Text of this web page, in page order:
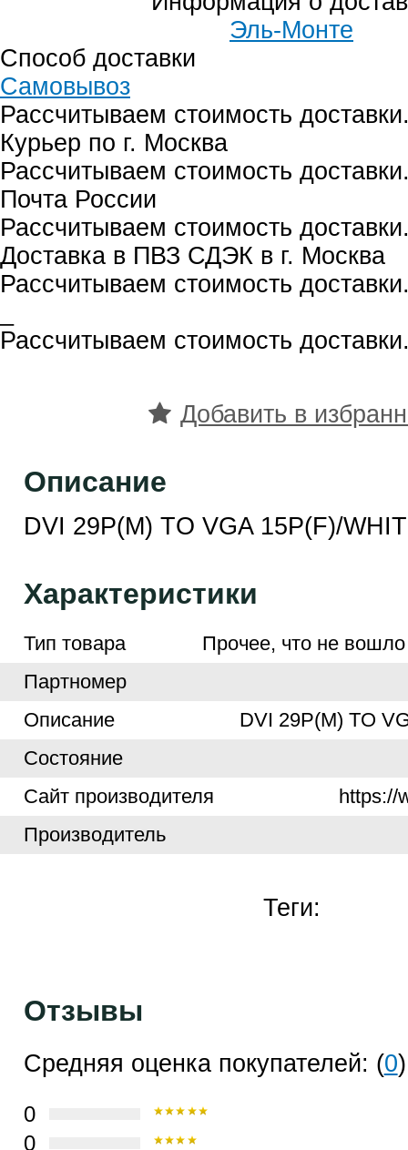
Эль-Монте
Способ доставки
Самовывоз
Рассчитываем стоимость
Курьер по г. Москва
Рассчитываем стоимость
Почта России
Рассчитываем стоимость
Доставка в ПВЗ СДЭК в г. Москва
Рассчитываем стоимость
Рассчитываем стоимость
Добавить в
Описание
DVI 29P(M) TO VGA 15P(F)/
Характеристики
Тип товара
Прочее, что не
Партномер
Описание
DVI 29P(M) TO
Cостояние
Cайт производителя
https://
Производитель
Теги:
Отзывы
Средняя оценка покупателей: (0)
0
0